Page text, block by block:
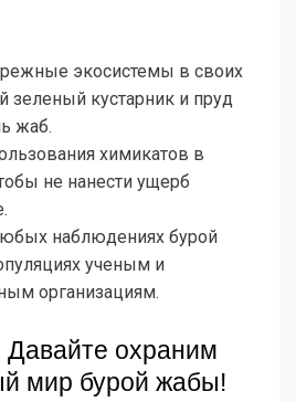
экосистемы в своих
зеленый кустарник и пруд
жаб.
химикатов в
не нанести ущерб
наблюдениях бурой
ученым и
организациям.
Давайте охраним
мир бурой жабы!